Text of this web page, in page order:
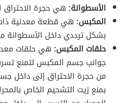
الأسطوانة: هي حجرة الاحتراق
المكبس: هي قطعة معدنية
بشكل ترددي داخل الأسطوانة
حلقات المكبس: هي حلقات
جوانب جسم المكبس لتمنع
من حجرة الاحتراق إلى داخل
بمنع زيت التشحيم الخاص